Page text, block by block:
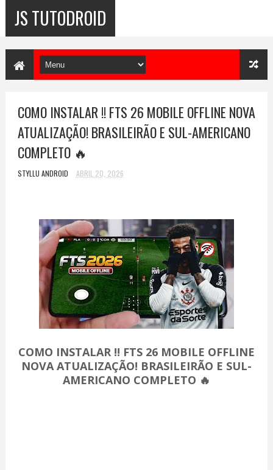
JS TUTODROID
COMO INSTALAR !! FTS 26 MOBILE OFFLINE NOVA
ATUALIZAÇÃO! BRASILEIRÃO E SUL-AMERICANO
COMPLETO 🔥
STYLLU ANDROID ABRIL 20, 2026
COMO INSTALAR !! FTS 26 MOBILE OFFLINE
NOVA ATUALIZAÇÃO! BRASILEIRÃO E SUL-
AMERICANO COMPLETO 🔥